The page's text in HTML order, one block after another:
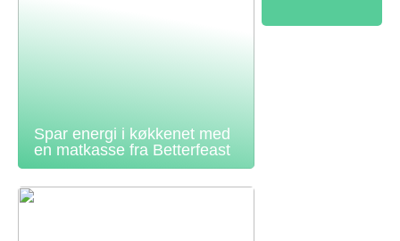
Spar energi i køkkenet med
en matkasse fra Betterfeast